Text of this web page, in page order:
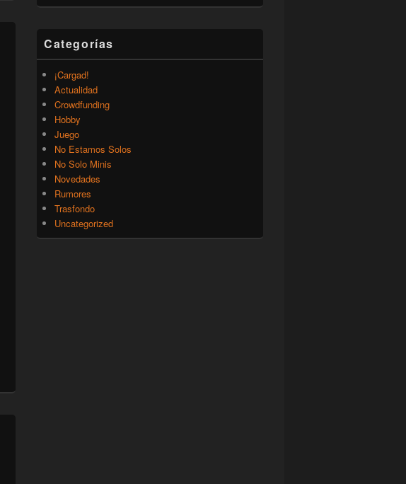
Categorías
¡Cargad!
Actualidad
Crowdfunding
Hobby
Juego
No Estamos Solos
No Solo Minis
Novedades
Rumores
Trasfondo
Uncategorized